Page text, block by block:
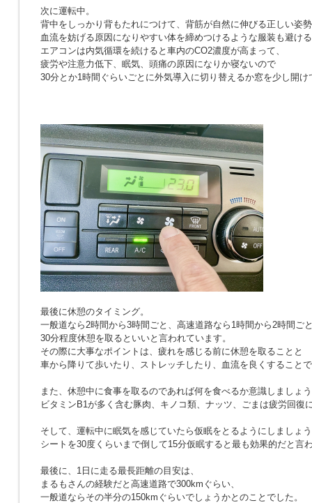
次に運転中。
背中をしっかり背もたれにつけて、背筋が自然に伸びる正しい姿
血流を妨げる原因になりやすい体を締めつけるような服装も避け
エアコンは内気循環を続けると車内のCO2濃度が高まって、
疲労や注意力低下、眠気、頭痛の原因になりか寝ないので
30分とか1時間ぐらいごとに外気導入に切り替えるか窓を少し開け
最後に休憩のタイミング。
一般道なら2時間から3時間ごと、高速道路なら1時間から2時間ご
30分程度休憩を取るといいと言われています。
その際に大事なポイントは、疲れを感じる前に休憩を取ることと
車から降りて歩いたり、ストレッチしたり、血流を良くすること
また、休憩中に食事を取るのであれば何を食べるか意識しましょ
ビタミンB1が多く含む豚肉、キノコ類、ナッツ、ごまは疲労回復
そして、運転中に眠気を感じていたら仮眠をとるようにしましょ
シートを30度くらいまで倒して15分仮眠すると最も効果的だと言
最後に、1日に走る最長距離の目安は、
まるもさんの経験だと高速道路で300kmぐらい、
一般道ならその半分の150kmぐらいでしょうかとのことでした。